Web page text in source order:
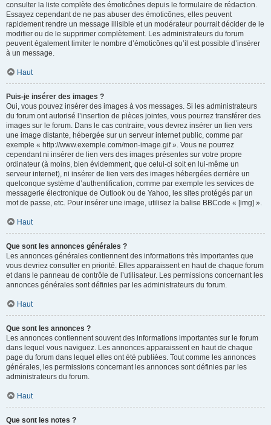
consulter la liste complète des émoticônes depuis le formulaire de rédaction.
Essayez cependant de ne pas abuser des émoticônes, elles peuvent
rapidement rendre un message illisible et un modérateur pourrait décider de le
modifier ou de le supprimer complètement. Les administrateurs du forum
peuvent également limiter le nombre d’émoticônes qu’il est possible d’insérer
à un message.
Haut
Puis-je insérer des images ?
Oui, vous pouvez insérer des images à vos messages. Si les administrateurs
du forum ont autorisé l’insertion de pièces jointes, vous pourrez transférer des
images sur le forum. Dans le cas contraire, vous devrez insérer un lien vers
une image distante, hébergée sur un serveur internet public, comme par
exemple « http://www.exemple.com/mon-image.gif ». Vous ne pourrez
cependant ni insérer de lien vers des images présentes sur votre propre
ordinateur (à moins, bien évidemment, que celui-ci soit en lui-même un
serveur internet), ni insérer de lien vers des images hébergées derrière un
quelconque système d’authentification, comme par exemple les services de
messagerie électronique de Outlook ou de Yahoo, les sites protégés par un
mot de passe, etc. Pour insérer une image, utilisez la balise BBCode « [img] ».
Haut
Que sont les annonces générales ?
Les annonces générales contiennent des informations très importantes que
vous devriez consulter en priorité. Elles apparaissent en haut de chaque forum
et dans le panneau de contrôle de l’utilisateur. Les permissions concernant les
annonces générales sont définies par les administrateurs du forum.
Haut
Que sont les annonces ?
Les annonces contiennent souvent des informations importantes sur le forum
dans lequel vous naviguez. Les annonces apparaissent en haut de chaque
page du forum dans lequel elles ont été publiées. Tout comme les annonces
générales, les permissions concernant les annonces sont définies par les
administrateurs du forum.
Haut
Que sont les notes ?